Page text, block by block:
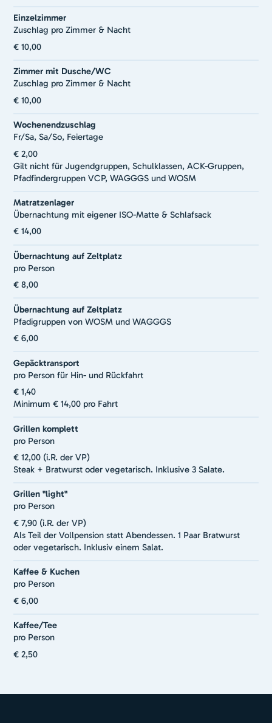
Einzelzimmer
Zuschlag pro Zimmer & Nacht
€ 10,00
Zimmer mit Dusche/WC
Zuschlag pro Zimmer & Nacht
€ 10,00
Wochenendzuschlag
Fr/Sa, Sa/So, Feiertage
€ 2,00
Gilt nicht für Jugendgruppen, Schulklassen, ACK-Gruppen,
Pfadfindergruppen VCP, WAGGGS und WOSM
Matratzenlager
Übernachtung mit eigener ISO-Matte & Schlafsack
€ 14,00
Übernachtung auf Zeltplatz
pro Person
€ 8,00
Übernachtung auf Zeltplatz
Pfadigruppen von WOSM und WAGGGS
€ 6,00
Gepäcktransport
pro Person für Hin- und Rückfahrt
€ 1,40
Minimum € 14,00 pro Fahrt
Grillen komplett
pro Person
€ 12,00 (i.R. der VP)
Steak + Bratwurst oder vegetarisch. Inklusive 3 Salate.
Grillen "light"
pro Person
€ 7,90 (i.R. der VP)
Als Teil der Vollpension statt Abendessen. 1 Paar Bratwurst
oder vegetarisch. Inklusiv einem Salat.
Kaffee & Kuchen
pro Person
€ 6,00
Kaffee/Tee
pro Person
€ 2,50